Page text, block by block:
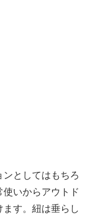
としてはもちろ
いからアウトド
す。紐は垂らし